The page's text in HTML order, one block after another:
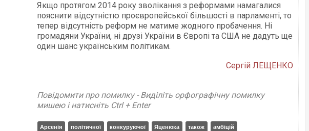
Якщо протягом 2014 року зволікання з реформами намагалися
пояснити відсутністю проєвропейської більшості в парламенті, то
тепер відсутність реформ не матиме жодного пробачення. Ні
громадяни України, ні друзі України в Європі та США не дадуть ще
один шанс українським політикам.
Сергій ЛЕЩЕНКО
Повідомити про помилку - Виділіть орфографічну помилку
мишею і натисніть Ctrl + Enter
Арсенія політичної конкуруючої Яценюка також
амбіцій